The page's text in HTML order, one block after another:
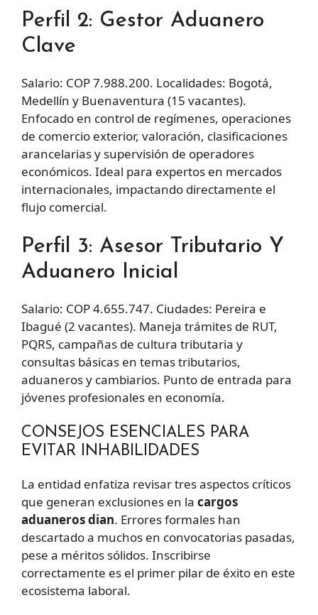
Perfil 2: Gestor Aduanero
Clave
Salario: COP 7.988.200. Localidades: Bogotá,
Medellín y Buenaventura (15 vacantes).
Enfocado en control de regímenes, operaciones
de comercio exterior, valoración, clasificaciones
arancelarias y supervisión de operadores
económicos. Ideal para expertos en mercados
internacionales, impactando directamente el
flujo comercial.
Perfil 3: Asesor Tributario Y
Aduanero Inicial
Salario: COP 4.655.747. Ciudades: Pereira e
Ibagué (2 vacantes). Maneja trámites de RUT,
PQRS, campañas de cultura tributaria y
consultas básicas en temas tributarios,
aduaneros y cambiarios. Punto de entrada para
jóvenes profesionales en economía.
CONSEJOS ESENCIALES PARA
EVITAR INHABILIDADES
La entidad enfatiza revisar tres aspectos críticos
que generan exclusiones en la cargos
aduaneros dian. Errores formales han
descartado a muchos en convocatorias pasadas,
pese a méritos sólidos. Inscribirse
correctamente es el primer pilar de éxito en este
ecosistema laboral.